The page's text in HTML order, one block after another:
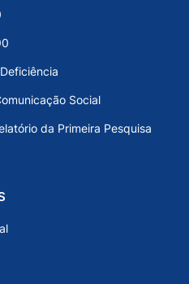
Social
da Primeira Pesquisa